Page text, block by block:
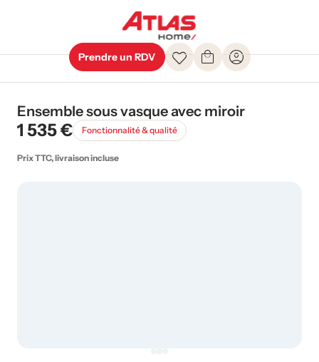
Prendre un RDV
Ensemble sous vasque avec miroir
1 535 € Fonctionnalité & qualité
Prix TTC, livraison incluse